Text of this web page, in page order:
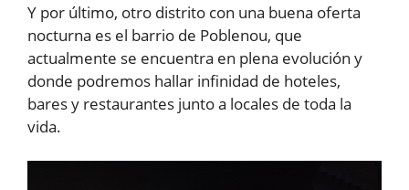
Y por último, otro distrito con una buena oferta
nocturna es el barrio de Poblenou, que
actualmente se encuentra en plena evolución y
donde podremos hallar infinidad de hoteles,
bares y restaurantes junto a locales de toda la
vida.